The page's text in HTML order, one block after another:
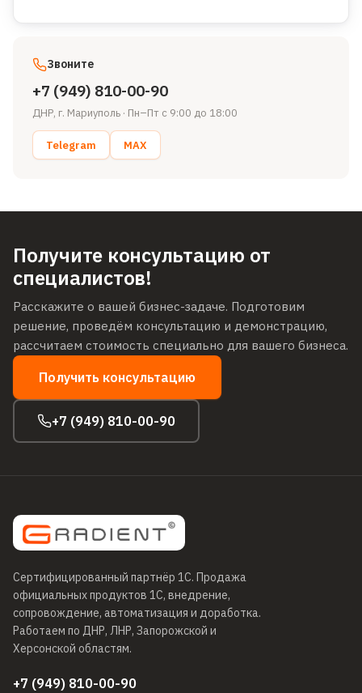
Звоните
+7 (949) 810-00-90
ДНР, г. Мариуполь · Пн–Пт с 9:00 до 18:00
Telegram MAX
Получите консультацию от
специалистов!
Расскажите о вашей бизнес-задаче. Подготовим
решение, проведём консультацию и демонстрацию,
рассчитаем стоимость специально для вашего бизнеса.
Получить консультацию
+7 (949) 810-00-90
Сертифицированный партнёр 1С. Продажа
официальных продуктов 1С, внедрение,
сопровождение, автоматизация и доработка.
Работаем по ДНР, ЛНР, Запорожской и
Херсонской областям.
+7 (949) 810-00-90